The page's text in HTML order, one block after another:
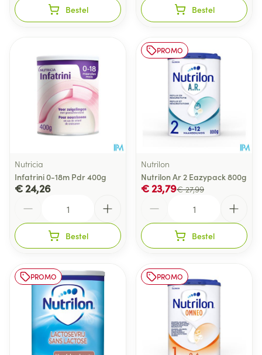
Bestel Bestel
Nutricia
Infatrini 0-18m Pdr 400g
€ 24,26
Bestel
PROMO
Nutrilon
Nutrilon Ar 2 Eazypack 800g
€ 27,99
€ 23,79
Bestel
PROMO PROMO